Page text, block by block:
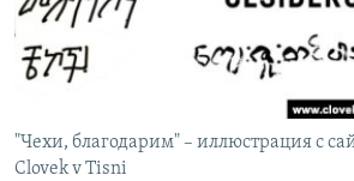
ПОБЕДИТЕЛЕЙ НЕ СУДЯТ?
КРЫМ.НЕПОКОРЕННЫЙ
УКРАИНСКАЯ ПРОБЛЕМА КРЫМА
ПРИСОЕДИНЯЙТЕСЬ!
"Чехи, благодарим" – иллюстрация с
Clovek v Tisni